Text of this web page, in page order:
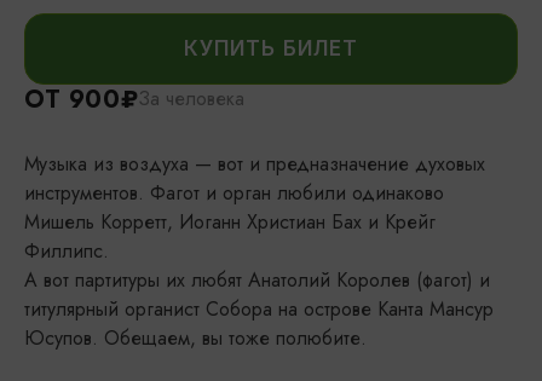
КУПИТЬ БИЛЕТ
ОТ 900₽За человека
Музыка из воздуха — вот и предназначение духовых
инструментов. Фагот и орган любили одинаково
Мишель Корретт, Иоганн Христиан Бах и Крейг
Филлипс.
А вот партитуры их любят Анатолий Королев (фагот) и
титулярный органист Собора на острове Канта Мансур
Юсупов. Обещаем, вы тоже полюбите.